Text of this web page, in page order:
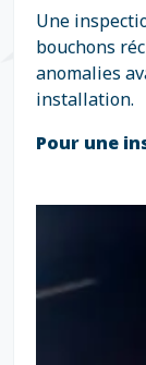
Une
bouchons
anomalies
installation.
Pour une